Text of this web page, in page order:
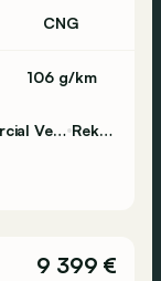
CNG
106 g/km
A&M Rekem - Volkswagen & Commercial Vehicles Rekem
9 399 €